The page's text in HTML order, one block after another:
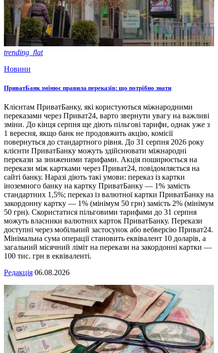
trending_flat
Новини
ПриватБанк змінює правила переказів: що потрібно знати
Клієнтам ПриватБанку, які користуються міжнародними
переказами через Приват24, варто звернути увагу на важливі
зміни. До кінця серпня ще діють пільгові тарифи, однак уже з
1 вересня, якщо банк не продовжить акцію, комісії
повернуться до стандартного рівня. До 31 серпня 2026 року
клієнти ПриватБанку можуть здійснювати міжнародні
перекази за зниженими тарифами. Акція поширюється на
перекази між картками через Приват24, повідомляється на
сайті банку. Наразі діють такі умови: переказ із картки
іноземного банку на картку ПриватБанку — 1% замість
стандартних 1,5%; переказ із валютної картки ПриватБанку на
закордонну картку — 1% (мінімум 50 грн) замість 2% (мінімум
50 грн). Скористатися пільговими тарифами до 31 серпня
можуть власники валютних карток ПриватБанку. Перекази
доступні через мобільний застосунок або вебверсію Приват24.
Мінімальна сума операції становить еквівалент 10 доларів, а
загальний місячний ліміт на перекази на закордонні картки —
100 тис. грн в еквіваленті.
Редакція 06.08.2026